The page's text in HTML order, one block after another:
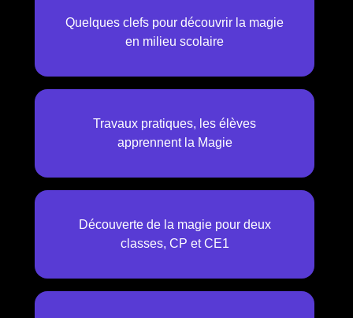
Quelques clefs pour découvrir la magie
en milieu scolaire
Travaux pratiques, les élèves
apprennent la Magie
Découverte de la magie pour deux
classes, CP et CE1